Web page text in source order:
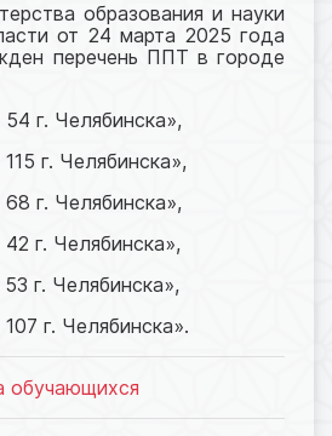
образования и науки
от 24 марта 2025 года
перечень ППТ в городе
г. Челябинска»,
г. Челябинска»,
г. Челябинска»,
г. Челябинска»,
г. Челябинска»,
г. Челябинска».